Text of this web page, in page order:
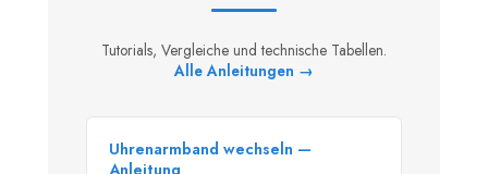
Tutorials, Vergleiche und technische Tabellen.
Alle Anleitungen →
Uhrenarmband wechseln —